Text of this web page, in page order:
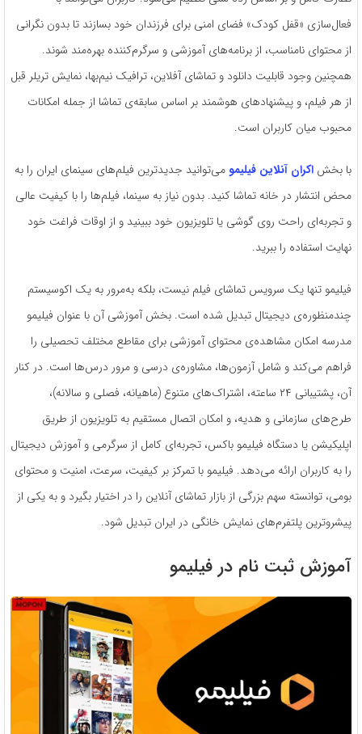
فعال‌سازی «قفل کودک» فضای امنی برای فرزندان خود بسازند تا بدون نگرانی
از محتوای نامناسب، از برنامه‌های آموزشی و سرگرم‌کننده بهره‌مند شوند.
همچنین وجود قابلیت دانلود و تماشای آفلاین، ترافیک نیم‌بها، نمایش تریلر قبل
از هر فیلم، و پیشنهادهای هوشمند بر اساس سابقه‌ی تماشا از جمله امکانات
محبوب میان کاربران است.
با بخش اکران آنلاین فیلیمومی‌توانید جدیدترین فیلم‌های سینمای ایران را به
محض انتشار در خانه تماشا کنید. بدون نیاز به سینما، فیلم‌ها را با کیفیت عالی
و تجربه‌ای راحت روی گوشی یا تلویزیون خود ببینید و از اوقات فراغت خود
نهایت استفاده را ببرید.
فیلیمو تنها یک سرویس تماشای فیلم نیست، بلکه به‌مرور به یک اکوسیستم
چندمنظوره‌ی دیجیتال تبدیل شده است. بخش آموزشی آن با عنوان فیلیمو
مدرسه امکان مشاهده‌ی محتوای آموزشی برای مقاطع مختلف تحصیلی را
فراهم می‌کند و شامل آزمون‌ها، مشاوره‌ی درسی و مرور درس‌ها است. در کنار
آن، پشتیبانی ۲۴ ساعته، اشتراک‌های متنوع (ماهیانه، فصلی و سالانه)،
طرح‌های سازمانی و هدیه، و امکان اتصال مستقیم به تلویزیون از طریق
اپلیکیشن یا دستگاه فیلیمو باکس، تجربه‌ای کامل از سرگرمی و آموزش دیجیتال
را به کاربران ارائه می‌دهد. فیلیمو با تمرکز بر کیفیت، سرعت، امنیت و محتوای
بومی، توانسته سهم بزرگی از بازار تماشای آنلاین را در اختیار بگیرد و به یکی از
پیشروترین پلتفرم‌های نمایش خانگی در ایران تبدیل شود.
آموزش ثبت نام در فیلیمو